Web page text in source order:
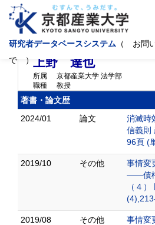
研究者データベースシステム （ お問
で ）
ウエノ タツヤ UENO TATSUYA
上野 達也
所属
京都産業大学 法学部
職種
教授
著書・論文歴
2024/01
論文
消滅時
信義則
96頁 (
2019/10 その他
事情変
――債
（４
2019/08 その他
事情